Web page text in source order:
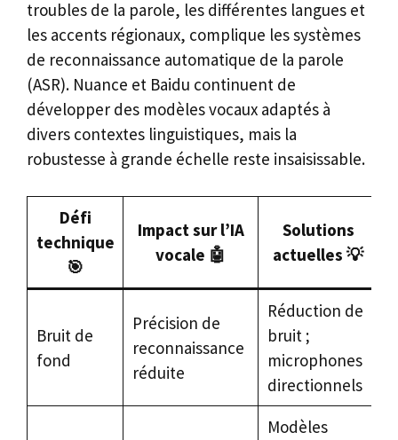
troubles de la parole, les différentes langues et
les accents régionaux, complique les systèmes
de reconnaissance automatique de la parole
(ASR). Nuance et Baidu continuent de
développer des modèles vocaux adaptés à
divers contextes linguistiques, mais la
robustesse à grande échelle reste insaisissable.
Défi
technique
🎯
Impact sur l’IA
vocale 🤖
Solutions
actuelles 💡
Bruit de
fond
Précision de
reconnaissance
réduite
Réduction de
bruit ;
microphones
directionnels
Modèles